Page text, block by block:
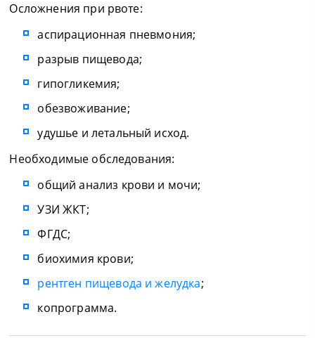
Осложнения при рвоте:
аспирационная пневмония;
разрыв пищевода;
гипогликемия;
обезвоживание;
удушье и летальный исход.
Необходимые обследования:
общий анализ крови и мочи;
УЗИ ЖКТ;
ФГДС;
биохимия крови;
рентген пищевода и желудка;
копрограмма.